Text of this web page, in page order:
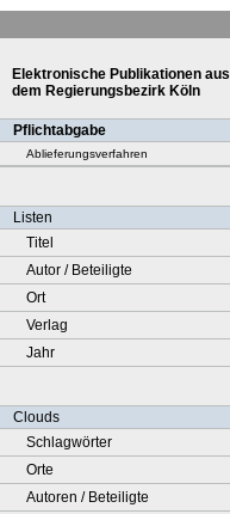
Elektronische Publikationen aus
dem Regierungsbezirk Köln
Pflichtabgabe
Ablieferungsverfahren
Listen
Titel
Autor / Beteiligte
Ort
Verlag
Jahr
Clouds
Schlagwörter
Orte
Autoren / Beteiligte